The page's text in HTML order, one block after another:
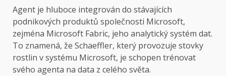
Agent je hluboce integrován do stávajících
podnikových produktů společnosti Microsoft,
zejména Microsoft Fabric, jeho analytický systém dat.
To znamená, že Schaeffler, který provozuje stovky
rostlin v systému Microsoft, je schopen trénovat
svého agenta na data z celého světa.